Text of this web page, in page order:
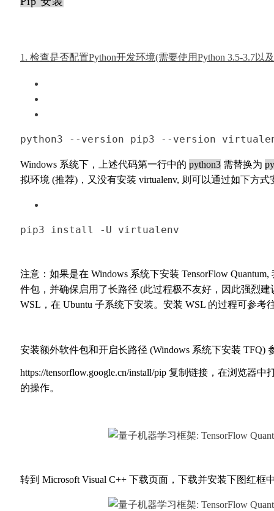
1. 检查是否配置Python开发环境(需要使用Python 3.5-3.7以
python3 --version pip3 --version
Windows 系统下，上述代码第一行中的 python3 需替换为
拟环境 (推荐)，又没有安装 virtualenv, 则可以通过如下方式
pip3 install -U virtualenv
注意：如果是在 Windows 系统下安装 TensorFlow Quantum,
件包，并确保启用了长路径 (此过程极不友好，因此强烈建
WSL，在 Ubuntu 子系统下安装。安装 WSL 的过程可参考
安装额外软件包和开启长路径 (Windows 系统下安装 TFQ)
https://tensorflow.google.cn/install/pip 复制链接， 在浏览器中
的操作。
转到 Microsoft Visual C++ 下载页面，下载并安装下图红框